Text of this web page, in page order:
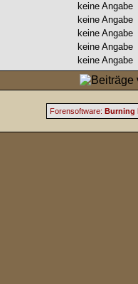
keine Angabe
keine Angabe
keine Angabe
keine Angabe
keine Angabe
Forensoftware: Burning